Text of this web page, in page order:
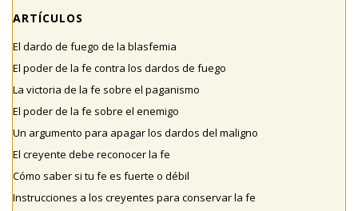
ARTÍCULOS
El dardo de fuego de la blasfemia
El poder de la fe contra los dardos de fuego
La victoria de la fe sobre el paganismo
El poder de la fe sobre el enemigo
Un argumento para apagar los dardos del maligno
El creyente debe reconocer la fe
Cómo saber si tu fe es fuerte o débil
Instrucciones a los creyentes para conservar la fe